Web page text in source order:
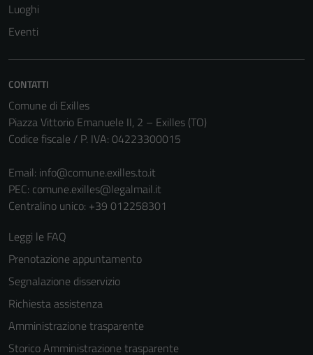
Luoghi
Eventi
CONTATTI
Comune di Exilles
Piazza Vittorio Emanuele II, 2 – Exilles (TO)
Codice fiscale / P. IVA: 04223300015
Email: info@comune.exilles.to.it
PEC: comune.exilles@legalmail.it
Centralino unico: +39 012258301
Leggi le FAQ
Prenotazione appuntamento
Segnalazione disservizio
Richiesta assistenza
Amministrazione trasparente
Storico Amministrazione trasparente
informazioni